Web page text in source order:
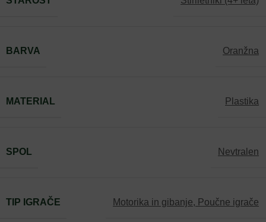
BARVA Oranžna
MATERIAL Plastika
SPOL Nevtralen
TIP IGRAČE Motorika in gibanje, Poučne igrače